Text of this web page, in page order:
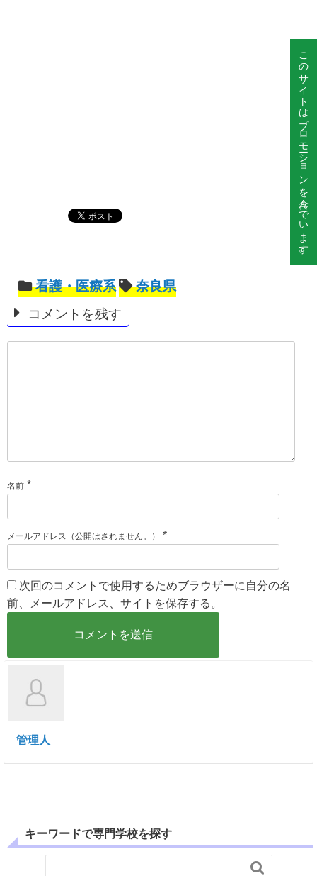
看護・医療系
奈良県
コメントを残す
名前 *
メールアドレス（公開はされません。） *
次回のコメントで使用するためブラウザーに自分の名
前、メールアドレス、サイトを保存する。
管理人
キーワードで専門学校を探す

このサイトはプロモーションを含んでいます。